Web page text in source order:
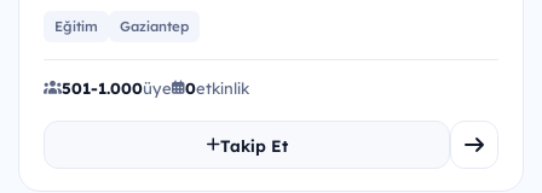
Eğitim Gaziantep
501-1.000üye 0etkinlik
Takip Et